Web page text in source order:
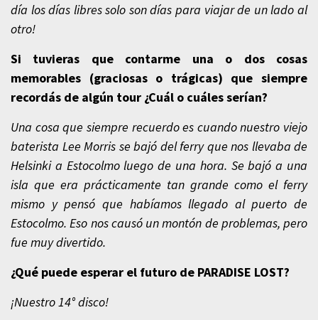
día los días libres solo son días para viajar de un lado al
otro!
Si tuvieras que contarme una o dos cosas
memorables (graciosas o trágicas) que siempre
recordás de algún tour ¿Cuál o cuáles serían?
Una cosa que siempre recuerdo es cuando nuestro viejo
baterista Lee Morris se bajó del ferry que nos llevaba de
Helsinki a Estocolmo luego de una hora. Se bajó a una
isla que era prácticamente tan grande como el ferry
mismo y pensó que habíamos llegado al puerto de
Estocolmo. Eso nos causó un montón de problemas, pero
fue muy divertido.
¿Qué puede esperar el futuro de PARADISE LOST?
¡Nuestro 14° disco!